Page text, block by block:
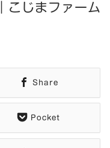
こじまファーム
Share
Pocket